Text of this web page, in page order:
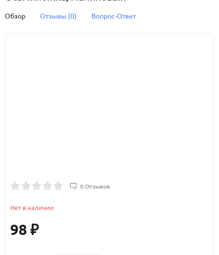
Обзор Отзывы (0) Вопрос-Ответ
0 Отзывов
Нет в наличии
98 ₽